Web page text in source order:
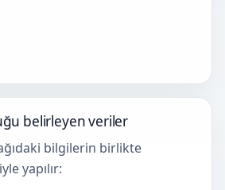
belirleyen veriler
bilgilerin birlikte
yapılır: